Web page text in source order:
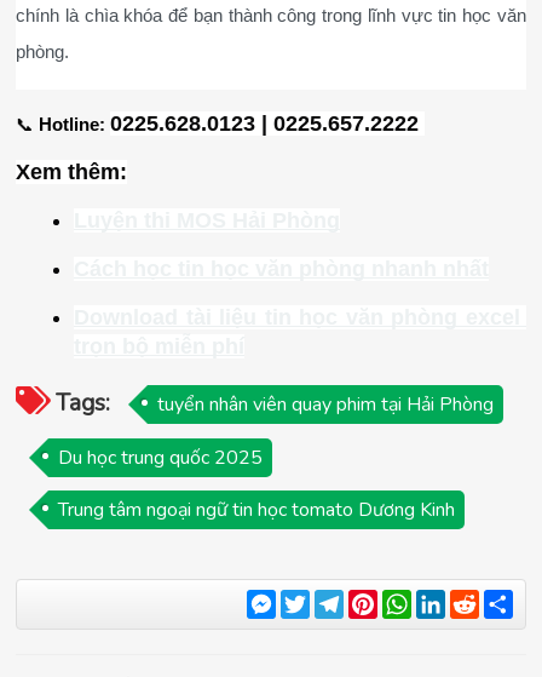
chính là chìa khóa để bạn thành công trong lĩnh vực tin học văn
phòng.
📞 Hotline: 0225.628.0123 | 0225.657.2222
Xem thêm:
Tags:
tuyển nhân viên quay phim tại Hải Phòng
Du học trung quốc 2025
Trung tâm ngoại ngữ tin học tomato Dương Kinh
Messenger
TwitterTelegram
Pinterest
WhatsApp
LinkedIn
Reddit